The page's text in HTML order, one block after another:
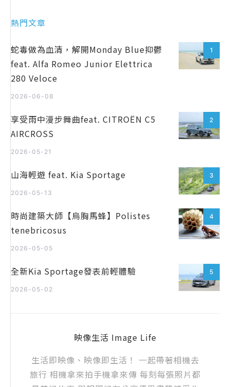
熱門文章
1
蛇毒做為血清，解開Monday Blue抑鬱
feat. Alfa Romeo Junior Elettrica
280 Veloce
2026-06-08
2
享受雨中漫步舞曲feat. CITROËN C5
AIRCROSS
2026-05-21
3
山海輕遊 feat. Kia Sportage
2026-05-13
4
時尚建築大師【烏胸馬蜂】Polistes
tenebricosus
2026-05-05
5
全新Kia Sportage發表前輕體驗
2026-05-02
映像生活 Image Life
生活即映像、映像即生活！ 一起帶著相機去
旅行 相機拿來拍手機拿來傳 每刻每張照片都